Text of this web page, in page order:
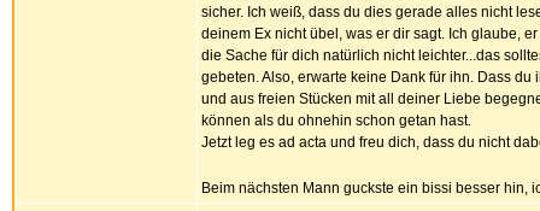
sicher. Ich weiß, dass du dies gerade alles nicht
deinem Ex nicht übel, was er dir sagt. Ich glaube,
die Sache für dich natürlich nicht leichter...das
gebeten. Also, erwarte keine Dank für ihn. Dass
und aus freien Stücken mit all deiner Liebe
können als du ohnehin schon getan hast.
Jetzt leg es ad acta und freu dich, dass du nicht
Beim nächsten Mann guckste ein bissi besser hin,